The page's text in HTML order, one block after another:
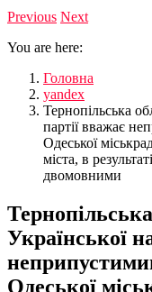
Previous Next
You are here:
Головна
yandex
Тернопільська
партії вважає
Одеської
міста, в
двомовними
Української
Одеської